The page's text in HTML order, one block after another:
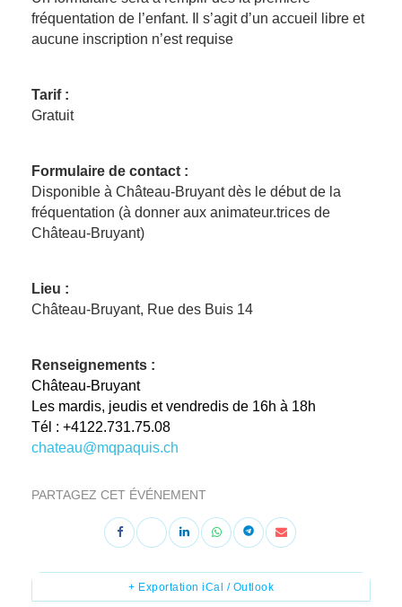
fréquentation de l’enfant. Il s’agit d’un accueil libre et
aucune inscription n’est requise
Tarif :
Gratuit
Formulaire de contact :
Disponible à Château-Bruyant dès le début de la
fréquentation (à donner aux animateur.trices de
Château-Bruyant)
Lieu :
Château-Bruyant, Rue des Buis 14
Renseignements :
Château-Bruyant
Les mardis, jeudis et vendredis de 16h à 18h
Tél : +4122.731.75.08
chateau@mqpaquis.ch
PARTAGEZ CET ÉVÉNEMENT
+ Exportation iCal / Outlook